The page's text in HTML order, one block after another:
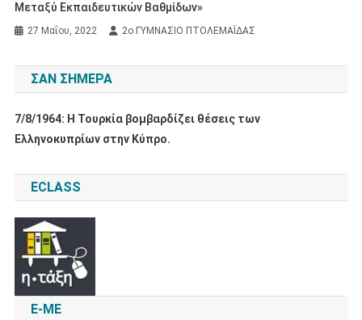
Μεταξύ Εκπαιδευτικών Βαθμίδων»
27 Μαΐου, 2022 2ο ΓΥΜΝΑΣΙΟ ΠΤΟΛΕΜΑΪΔΑΣ
ΣΑΝ ΣΉΜΕΡΑ
7/8/1964: Η Τουρκία βομβαρδίζει θέσεις των
Ελληνοκυπρίων στην Κύπρο.
ECLASS
E-ME